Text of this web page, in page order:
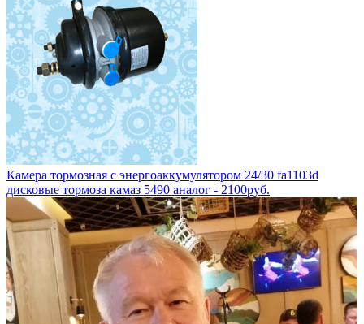
Камера тормозная с энергоаккумулятором 24/30 fa1103d
дисковые тормоза камаз 5490 аналог - 2100руб.